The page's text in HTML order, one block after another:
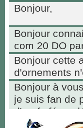
Bonjour,
Bonjour
com 20 DO
Bonjour cette
d'ornements
Bonjour à
je suis fan de
d'œufs
intéressés